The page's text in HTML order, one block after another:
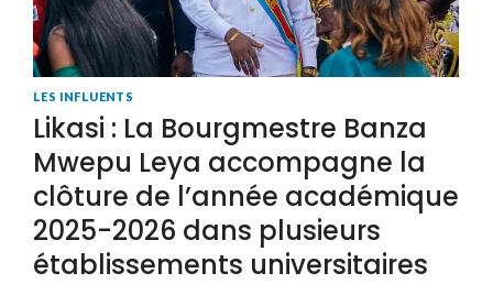
LES INFLUENTS
Likasi : La Bourgmestre Banza
Mwepu Leya accompagne la
clôture de l’année académique
2025-2026 dans plusieurs
établissements universitaires